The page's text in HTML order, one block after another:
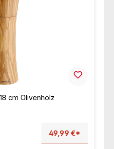
cm Olivenholz
49,99 €*